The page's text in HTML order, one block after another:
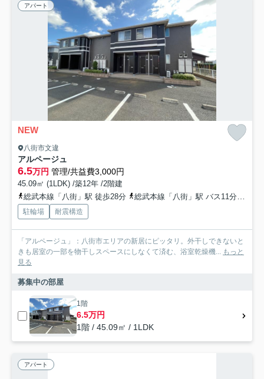
アパート
NEW
八街市文違
アルページュ
6.5万円 管理/共益費3,000円
45.09㎡ (1LDK) /築12年 /2階建
総武本線「八街」駅 徒歩28分
総武本線「八街」駅 バス11分 「富山入口」 停歩2分
駐輪場 耐震構造
「アルページュ」：八街市エリアの新居にピッタリ。外干しできないと
きも居室の一部を物干しスペースにしなくて済む、浴室乾燥機... もっと
見る
募集中の部屋
1階
6.5万円
1階 / 45.09㎡ / 1LDK
アパート